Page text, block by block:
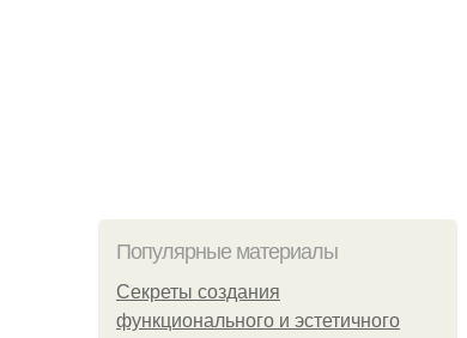
Популярные материалы
Секреты создания
функционального и эстетичного